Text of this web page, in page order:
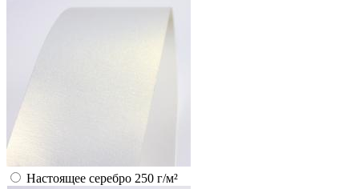
Настоящее серебро 250 г/м²